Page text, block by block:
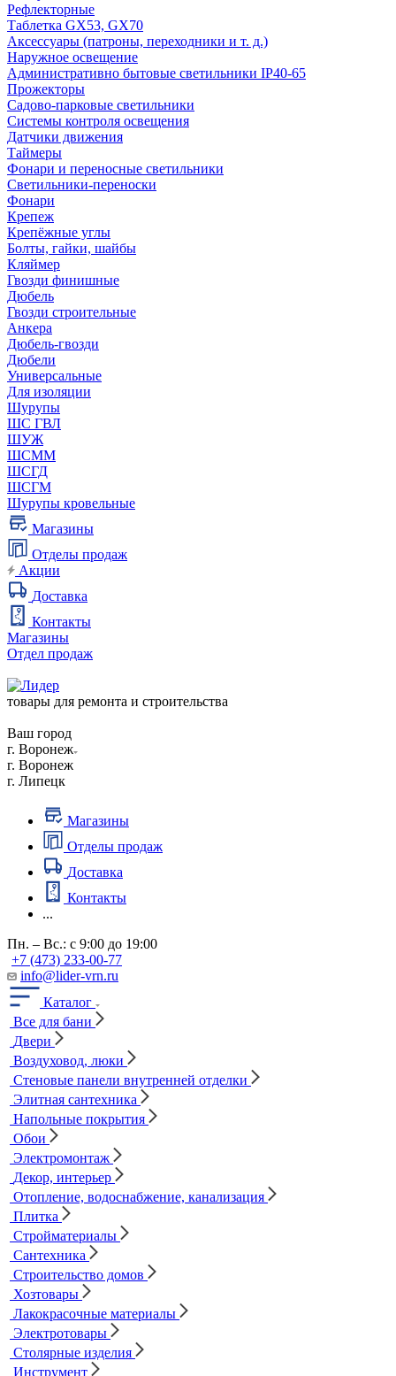
Рефлекторные
Таблетка GX53, GX70
Аксессуары (патроны, переходники и т. д.)
Наружное освещение
Административно бытовые светильники IP40-65
Прожекторы
Садово-парковые светильники
Системы контроля освещения
Датчики движения
Таймеры
Фонари и переносные светильники
Светильники-переноски
Фонари
Крепеж
Крепёжные углы
Болты, гайки, шайбы
Кляймер
Гвозди финишные
Дюбель
Гвозди строительные
Анкера
Дюбель-гвозди
Дюбели
Универсальные
Для изоляции
Шурупы
ШС ГВЛ
ШУЖ
ШСММ
ШСГД
ШСГМ
Шурупы кровельные
Магазины
Отделы продаж
Акции
Доставка
Контакты
Магазины
Отдел продаж
товары для ремонта и строительства
Ваш город
г. Воронеж
г. Воронеж
г. Липецк
Магазины
Отделы продаж
Доставка
Контакты
...
Пн. – Вс.: с 9:00 до 19:00
+7 (473) 233-00-77
info@lider-vrn.ru
Каталог
Все для бани
Двери
Воздуховод, люки
Стеновые панели внутренней отделки
Элитная сантехника
Напольные покрытия
Обои
Электромонтаж
Декор, интерьер
Отопление, водоснабжение, канализация
Плитка
Стройматериалы
Сантехника
Строительство домов
Хозтовары
Лакокрасочные материалы
Электротовары
Столярные изделия
Инструмент